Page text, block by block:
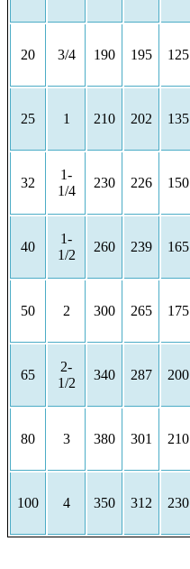
20 3/4 190 195 125
25 1 210 202 135
32
1-
1/4
230 226 150
40
1-
1/2
260 239 165
50 2 300 265 175
65
2-
1/2
340 287 200
80 3 380 301 210
100 4 350 312 230